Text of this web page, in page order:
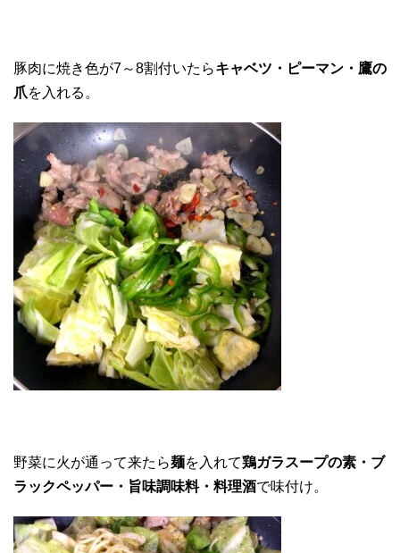
豚肉に焼き色が7～8割付いたらキャベツ・ピーマン・鷹の
爪を入れる。
野菜に火が通って来たら麺を入れて鶏ガラスープの素・ブ
ラックペッパー・旨味調味料・料理酒で味付け。